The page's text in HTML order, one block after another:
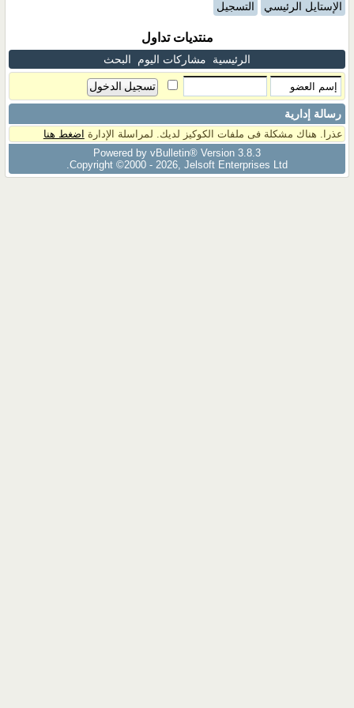
الإستايل الرئيسي التسجيل
منتديات تداول
الرئيسية مشاركات اليوم البحث
رسالة إدارية
عذرا. هناك مشكلة فى ملفات الكوكيز لديك. لمراسلة الإدارة اضغط هنا
Powered by vBulletin® Version 3.8.3
Copyright ©2000 - 2026, Jelsoft Enterprises Ltd.